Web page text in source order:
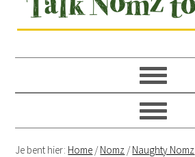
Je bent hier: Home /Nomz /Naughty Nomz